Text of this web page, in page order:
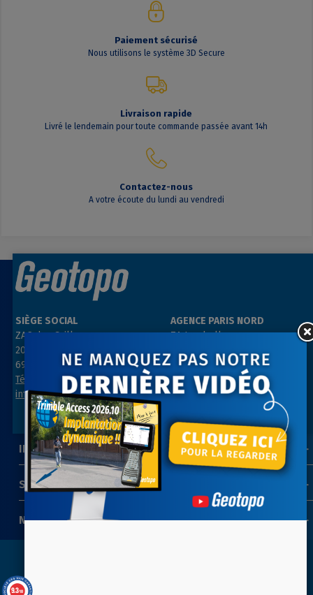
Paiement sécurisé
Nous utilisons le système 3D Secure
Livraison rapide
Livré le lendemain pour toute commande passée avant 14h
Contactez-nous
A votre écoute du lundi au vendredi
SIÈGE SOCIAL
ZAC des Grillons
208, rue de l’Ancienne Distillerie
69400 GLEIZÉ
Tél : 04 74 69 94 00
info@geotopo.fr
AGENCE PARIS NORD
ZA Les belles vues
3, rue des Prés
91290 ARPAJON
Tél : 01 64 55 11 80
contact@geotopo.fr
SUIVEZ-NOUS
INFORMATIONS
NEWSLETTER
9.3/10